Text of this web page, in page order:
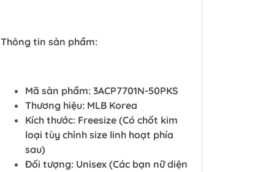
Thông tin sản phẩm:
Mã sản phẩm: 3ACP7701N-50PKS
Thương hiệu: MLB Korea
Kích thước: Freesize (Có chốt kim
loại tùy chỉnh size linh hoạt phía
sau)
Đối tượng: Unisex (Các bạn nữ diện